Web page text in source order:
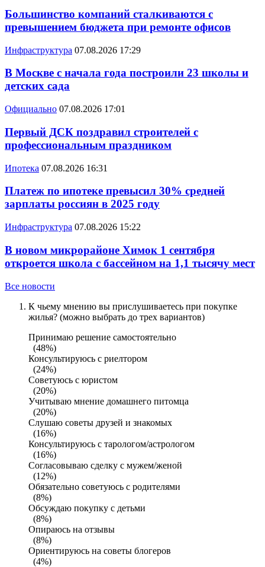
Большинство компаний сталкиваются с
превышением бюджета при ремонте офисов
Инфраструктура 07.08.2026 17:29
В Москве с начала года построили 23 школы и
детских сада
Официально 07.08.2026 17:01
Первый ДСК поздравил строителей с
профессиональным праздником
Ипотека 07.08.2026 16:31
Платеж по ипотеке превысил 30% средней
зарплаты россиян в 2025 году
Инфраструктура 07.08.2026 15:22
В новом микрорайоне Химок 1 сентября
откроется школа с бассейном на 1,1 тысячу мест
Все новости
К чьему мнению вы прислушиваетесь при покупке
жилья? (можно выбрать до трех вариантов)
Принимаю решение самостоятельно
(48%)
Консультируюсь с риелтором
(24%)
Советуюсь с юристом
(20%)
Учитываю мнение домашнего питомца
(20%)
Слушаю советы друзей и знакомых
(16%)
Консультируюсь с тарологом/астрологом
(16%)
Согласовываю сделку с мужем/женой
(12%)
Обязательно советуюсь с родителями
(8%)
Обсуждаю покупку с детьми
(8%)
Опираюсь на отзывы
(8%)
Ориентируюсь на советы блогеров
(4%)